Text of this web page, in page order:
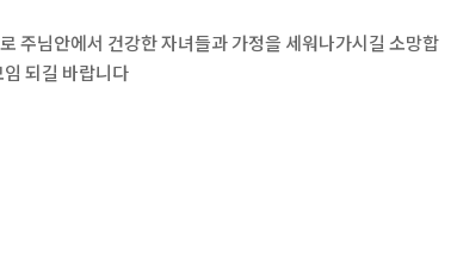
주님안에서 건강한 자녀들과 가정을 세워나가시길 소망합
되길 바랍니다